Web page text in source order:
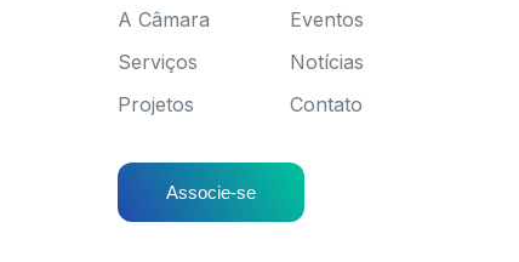
A Câmara
Serviços
Projetos
Eventos
Notícias
Contato
Associe-se